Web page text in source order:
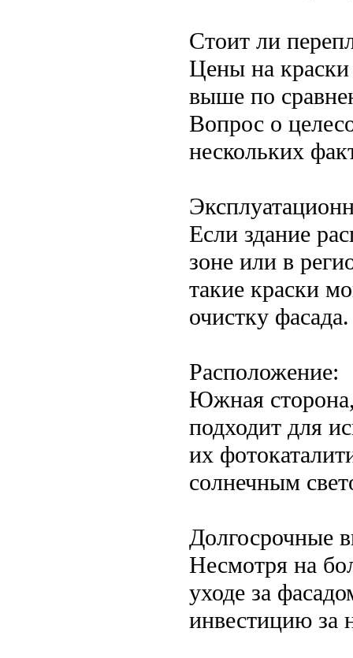
Стоит ли
Цены на
выше по
Вопрос о
нескольких
Если здание
зоне или в
такие краски
очистку фасада.
Расположение:
Южная
подходит для
их
солнечным
Долгосрочные
Несмотря на
уходе за
инвестицию за